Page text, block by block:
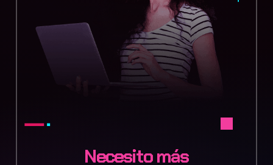
Necesito más